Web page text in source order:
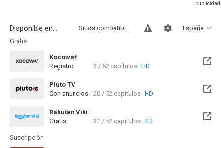
Disponible en... España
Sitios compatibles
Gratis
Kocowa+
Registro:
2 / 52 capítulos HD
Pluto TV
Con anuncios: 20 / 52 capítulos HD
Rakuten Viki
Gratis:
21 / 52 capítulos SD
Suscripción